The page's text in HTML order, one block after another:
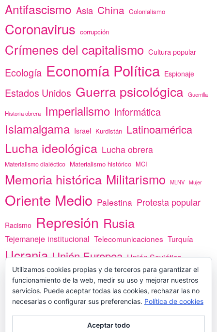
Antifascismo Asia China Colonialismo
Coronavirus corrupción
Crímenes del capitalismo Cultura popular
Ecología Economía Política Espionaje
Estados Unidos Guerra psicológica Guerrilla
Historia obrera Imperialismo Informática
Islamalgama Israel Kurdistán Latinoamérica
Lucha ideológica Lucha obrera
Materialismo dialéctico Materialismo histórico MCI
Memoria histórica Militarismo MLNV Mujer
Oriente Medio Palestina Protesta popular
Racismo Represión Rusia
Tejemaneje institucional Telecomunicaciones Turquía
Ucrania Unión Europea Unión Soviética
vacunas Yemen África
PREGÚNTANOS
Utilizamos cookies propias y de terceros para garantizar el
funcionamiento de la web, medir su uso y mejorar nuestros
servicios. Puede aceptar todas las cookies, rechazar las no
necesarias o configurar sus preferencias. Política de cookies
Aceptar todo